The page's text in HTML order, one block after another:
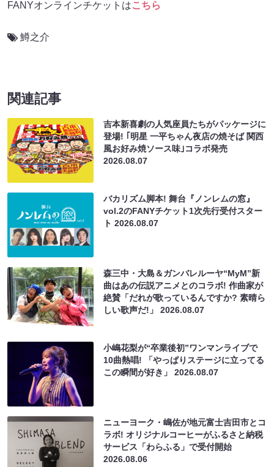
FANYオンラインチケットはこちら
鱒之介
関連記事
吉本新喜劇の人気座員たちがパッケージに
登場! ｢明星 一平ちゃん夜店の焼そば 関西
風お好み焼ソース味｣コラボ発売
2026.08.07
バカリズム脚本! 舞台『ノンレムの窓』
vol.2のFANYチケット1次先行受付スター
ト2026.08.07
森三中・大島＆ガンバレルーヤ“MyM”新
曲はあの伝説アニメとのコラボ! 作曲家が
絶賛「だれが歌っているんですか? 素晴ら
しい歌声だ!」2026.08.07
小嶋花梨が“卒業後初”ワンマンライブで
10曲熱唱! 「やっぱりステージに立ってる
この瞬間が好き」2026.08.07
ニューヨーク・嶋佐が地元富士吉田市とコ
ラボ! オリジナルコーヒーがふるさと納税
サービス「わらふる」で受付開始
2026.08.06